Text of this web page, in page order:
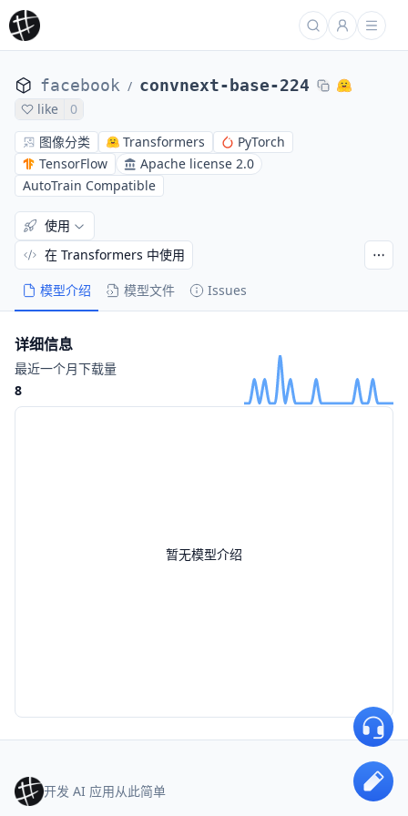
facebook / convnext-base-224
like
0
图像分类
Transformers
PyTorch
TensorFlow
Apache license 2.0
AutoTrain Compatible
模型介绍 模型文件 Issues
使用
在 Transformers 中使用
暂无模型介绍
详细信息
最近一个月下载量
8
开发 AI 应用从此简单